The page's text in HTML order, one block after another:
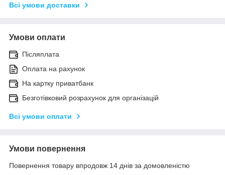
Всі умови доставки
Умови оплати
Післяплата
Оплата на рахунок
На картку приватбанк
Безготівковий розрахунок для організацій
Всі умови оплати
Умови повернення
Повернення товару впродовж 14 днів за домовленістю